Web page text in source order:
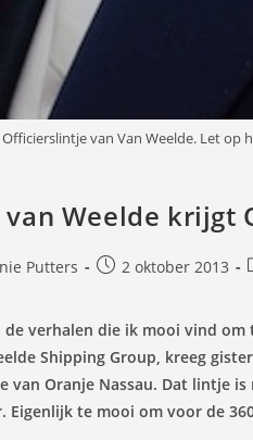
van Van Weelde. Let op
van Weelde
Putters
Bericht2 oktober 2013
de verhalen die ik mooi vind om
Shipping Group, kreeg
van Oranje Nassau. Dat lintje
Eigenlijk te mooi om voor de